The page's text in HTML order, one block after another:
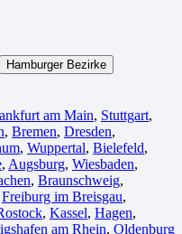
Hamburger Bezirke
am Main, Stuttgart,
, Bremen, Dresden,
, Wuppertal⁠, Bielefeld⁠,
, Augsburg, Wiesbaden⁠,
, Braunschweig,
Freiburg im Breisgau⁠,
, Kassel⁠, Hagen,
am Rhein⁠, Oldenburg